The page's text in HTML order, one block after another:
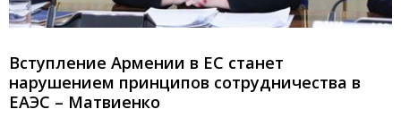
Вступление Армении в ЕС станет
нарушением принципов сотрудничества в
ЕАЭС – Матвиенко